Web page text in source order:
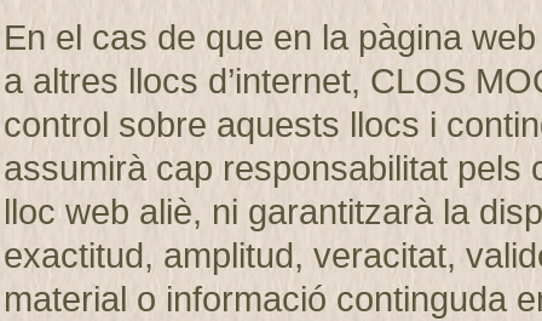
En el cas de que en la pàgina
a altres llocs d’internet, CLOS
control sobre aquests llocs i
assumirà cap responsabilitat pels
lloc web aliè, ni garantitzarà la
exactitud, amplitud, veracitat,
material o informació continguda